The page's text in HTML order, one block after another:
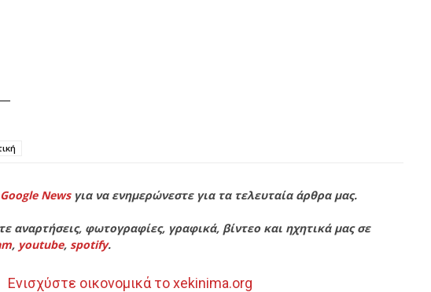
Newsγια να ενημερώνεστε για τα τελευταία άρθρα μας.
αναρτήσεις, φωτογραφίες, γραφικά, βίντεο και ηχητικά μας σε
, youtube, spotify.
Ενισχύστε οικονομικά το xekinima.org